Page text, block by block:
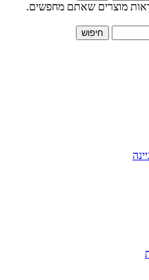
מוצרים שאתם מחפשים.
חיפוש